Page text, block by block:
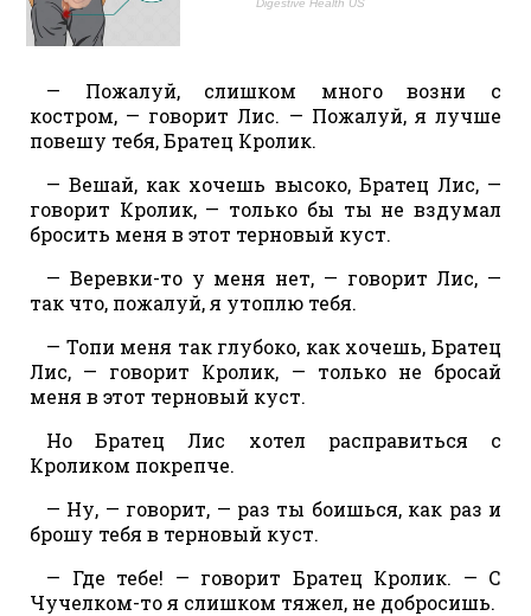
— Пожалуй, слишком много возни с
костром, — говорит Лис. — Пожалуй, я лучше
повешу тебя, Братец Кролик.
— Вешай, как хочешь высоко, Братец Лис, —
говорит Кролик, — только бы ты не вздумал
бросить меня в этот терновый куст.
— Веревки-то у меня нет, — говорит Лис, —
так что, пожалуй, я утоплю тебя.
— Топи меня так глубоко, как хочешь, Братец
Лис, — говорит Кролик, — только не бросай
меня в этот терновый куст.
Но Братец Лис хотел расправиться с
Кроликом покрепче.
— Ну, — говорит, — раз ты боишься, как раз и
брошу тебя в терновый куст.
— Где тебе! — говорит Братец Кролик. — С
Чучелком-то я слишком тяжел, не добросишь.